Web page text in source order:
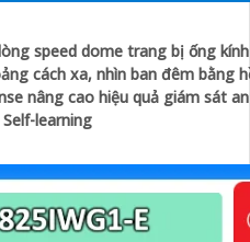
speed dome trang bị ống
cách xa, nhìn ban đêm bằng
nâng cao hiệu quả giám sát
learning